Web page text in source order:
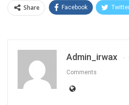
Share Facebook
Admin_irwax
Comments